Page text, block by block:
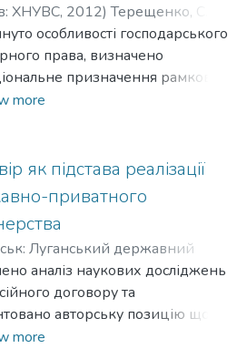
ХНУВС, 2012)Терещенко, С. В.
Serhii
особливості господарського
права, визначено
призначення рамкової
місце в системі домовленостей
more
як підстава реалізації
приватного
Луганський державний
внутрішніх справ імені Е.О.
,2015)Терещенко, С. В.
Serhii
аналіз наукових досліджень
договору та
авторську позицію щодо
правового та
more